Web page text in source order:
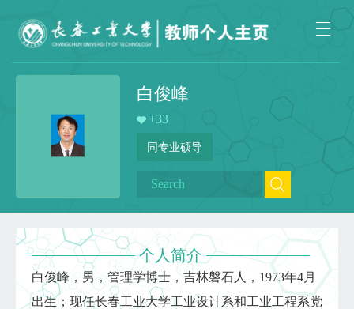
白俊峰
+33
同专业硕导
个人简介
白俊峰，男，管理学博士，吉林磐石人，1973年4月
出生；现任长春工业大学工业设计系和工业工程系党